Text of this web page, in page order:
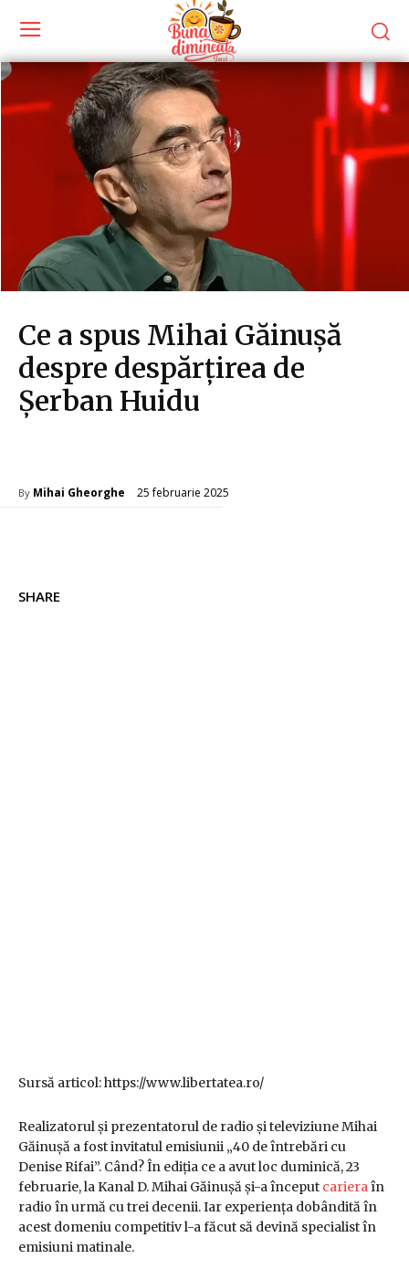
Ce a spus Mihai Găinușă
despre despărțirea de
Șerban Huidu
By Mihai Gheorghe 25 februarie 2025
SHARE
Sursă articol: https://www.libertatea.ro/
Realizatorul și prezentatorul de radio și televiziune Mihai
Găinușă a fost invitatul emisiunii „40 de întrebări cu
Denise Rifai”. Când? În ediția ce a avut loc duminică, 23
februarie, la Kanal D. Mihai Găinușă și-a început carieraîn
radio în urmă cu trei decenii. Iar experiența dobândită în
acest domeniu competitiv l-a făcut să devină specialist în
emisiuni matinale.